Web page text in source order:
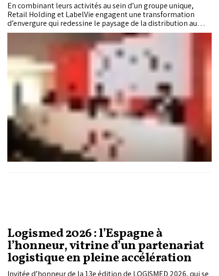
En combinant leurs activités au sein d’un groupe unique,
Retail Holding et LabelVie engagent une transformation
d’envergure qui redessine le paysage de la distribution au
Maroc. L’opération, adossée à une valorisation de plus de 12
milliards de dirhams et à une introduction simultanée en
Bourse, s’inscrit dans une logique de maturité stratégique et
d’accélération à grande échelle.
Logismed 2026 : l’Espagne à
l’honneur, vitrine d’un partenariat
logistique en pleine accélération
Invitée d’honneur de la 13e édition de LOGISMED 2026, qui se